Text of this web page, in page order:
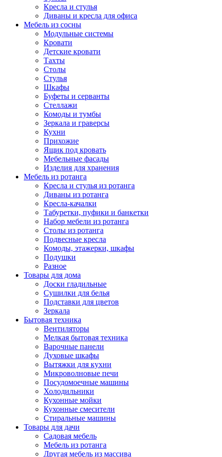
Кресла и стулья
Диваны и кресла для офиса
Мебель из сосны
Модульные системы
Кровати
Детские кровати
Тахты
Столы
Стулья
Шкафы
Буфеты и серванты
Стеллажи
Комоды и тумбы
Зеркала и граверсы
Кухни
Прихожие
Ящик под кровать
Мебельные фасады
Изделия для хранения
Мебель из ротанга
Кресла и стулья из ротанга
Диваны из ротанга
Кресла-качалки
Табуретки, пуфики и банкетки
Набор мебели из ротанга
Столы из ротанга
Подвесные кресла
Комоды, этажерки, шкафы
Подушки
Разное
Товары для дома
Доски гладильные
Сушилки для белья
Подставки для цветов
Зеркала
Бытовая техника
Вентиляторы
Мелкая бытовая техника
Варочные панели
Духовые шкафы
Вытяжки для кухни
Микроволновые печи
Посудомоечные машины
Холодильники
Кухонные мойки
Кухонные смесители
Стиральные машины
Товары для дачи
Садовая мебель
Мебель из ротанга
Другая мебель из массива